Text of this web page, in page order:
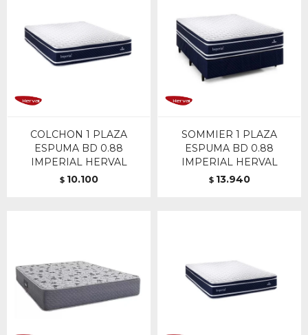
COLCHON 1 PLAZA
ESPUMA BD 0.88
IMPERIAL HERVAL
$ 10.100
SOMMIER 1 PLAZA
ESPUMA BD 0.88
IMPERIAL HERVAL
$ 13.940